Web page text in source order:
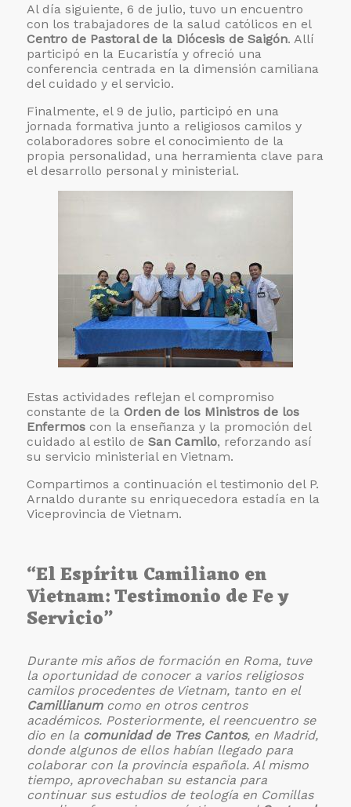
Al día siguiente, 6 de julio, tuvo un encuentro
con los trabajadores de la salud católicos en el
Centro de Pastoral de la Diócesis de Saigón. Allí
participó en la Eucaristía y ofreció una
conferencia centrada en la dimensión camiliana
del cuidado y el servicio.
Finalmente, el 9 de julio, participó en una
jornada formativa junto a religiosos camilos y
colaboradores sobre el conocimiento de la
propia personalidad, una herramienta clave para
el desarrollo personal y ministerial.
Estas actividades reflejan el compromiso
constante de la Orden de los Ministros de los
Enfermos con la enseñanza y la promoción del
cuidado al estilo deSan Camilo, reforzando así
su servicio ministerial en Vietnam.
Compartimos a continuación el testimonio del P.
Arnaldo durante su enriquecedora estadía en la
Viceprovincia de Vietnam.
“El Espíritu Camiliano en
Vietnam: Testimonio de Fe y
Servicio”
Durante mis años de formación en Roma, tuve
la oportunidad de conocer a varios religiosos
camilos procedentes de Vietnam, tanto en el
Camillianumcomo en otros centros
académicos. Posteriormente, el reencuentro se
dio en la comunidad de Tres Cantos, en Madrid,
donde algunos de ellos habían llegado para
colaborar con la provincia española. Al mismo
tiempo, aprovechaban su estancia para
continuar sus estudios de teología en Comillas